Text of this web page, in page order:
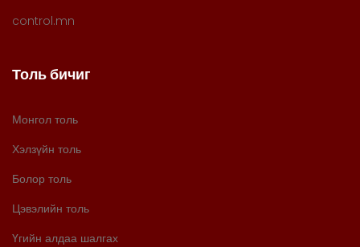
control.mn
Толь бичиг
Монгол толь
Хэлзүйн толь
Болор толь
Цэвэлийн толь
Үгийн алдаа шалгах